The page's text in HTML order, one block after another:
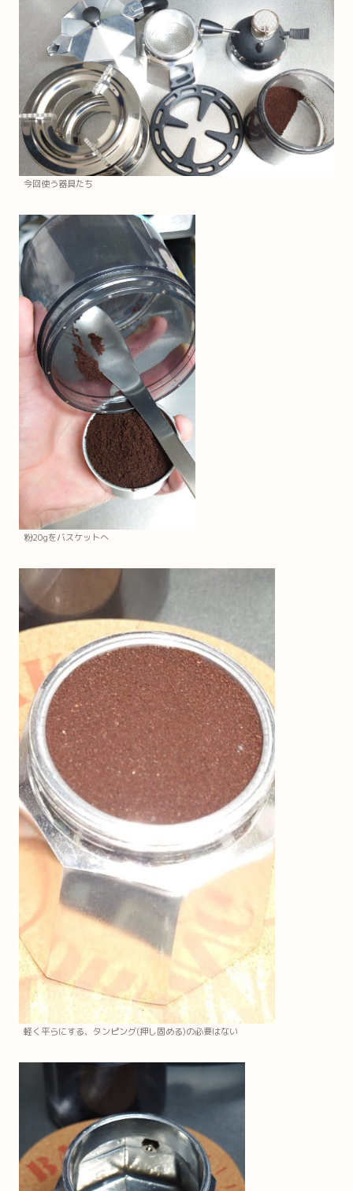
今回使う器具たち
粉20gをバスケットへ
軽く平らにする、タンピング(押し固める)の必要はない